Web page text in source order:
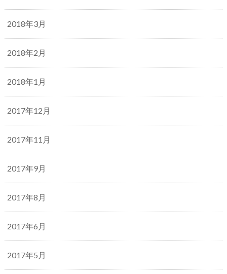
2018年3月
2018年2月
2018年1月
2017年12月
2017年11月
2017年9月
2017年8月
2017年6月
2017年5月